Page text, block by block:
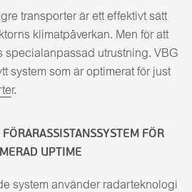
transporter är ett effektivt sätt
klimatpåverkan. Men för att
specialanpassad utrustning. VBG
system som är optimerat för just
r.
FÖR
UPTIME
system använder radarteknologi